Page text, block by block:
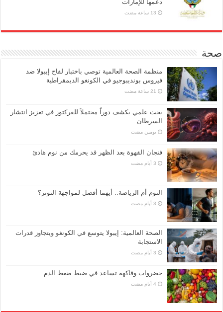
دعمها للإمارات
صحة
منظمة الصحة العالمية توصي باختبار لقاح إيبولا ضد
فيروس بونديبوجيو في الكونغو الديمقراطية
بحث علمي يكشف دوراً محتملاً للفركتوز في تعزيز انتشار
السرطان
‏يومين مضت
فنجان القهوة بعد الظهر قد يحرمك من نوم هادئ
النوم أم الرياضة.. أيهما أفضل لمواجهة التوتر؟
الصحة العالمية: إيبولا يتوسع في الكونغو ويتجاوز قدرات
الاستجابة
خضروات وفاكهة تساعد في ضبط ضغط الدم